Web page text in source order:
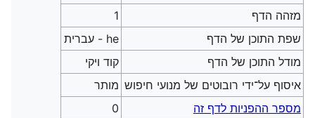
מזהה הדף
1
שפת התוכן של הדף
he - עברית
מודל התוכן של הדף
קוד ויקי
איסוף על־ידי רובוטים של מנועי חיפוש מותר
מספר ההפניות לדף זה
0